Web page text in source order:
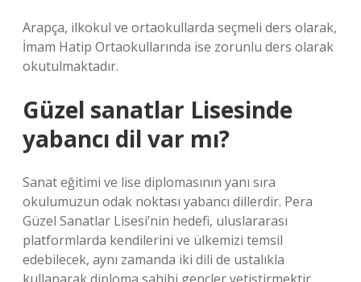
Arapça, ilkokul ve ortaokullarda seçmeli ders olarak,
İmam Hatip Ortaokullarında ise zorunlu ders olarak
okutulmaktadır.
Güzel sanatlar Lisesinde
yabancı dil var mı?
Sanat eğitimi ve lise diplomasının yanı sıra
okulumuzun odak noktası yabancı dillerdir. Pera
Güzel Sanatlar Lisesi’nin hedefi, uluslararası
platformlarda kendilerini ve ülkemizi temsil
edebilecek, aynı zamanda iki dili de ustalıkla